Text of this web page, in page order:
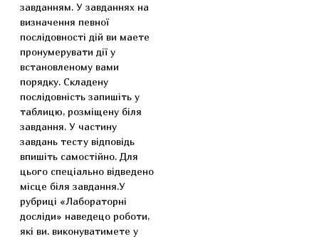
завданням. У завданнях на
визначення певної
послідовності дій ви маете
пронумерувати дії у
встановленому вами
порядку. Складену
послідовність запишіть у
таблицю, розміщену біля
завдання. У частину
завдань тесту відповідь
впишіть самостійно. Для
цього спеціально відведено
місце біля завдання.У
рубриці «Лабораторні
досліди» наведецо роботи,
які ви. виконуватимете у